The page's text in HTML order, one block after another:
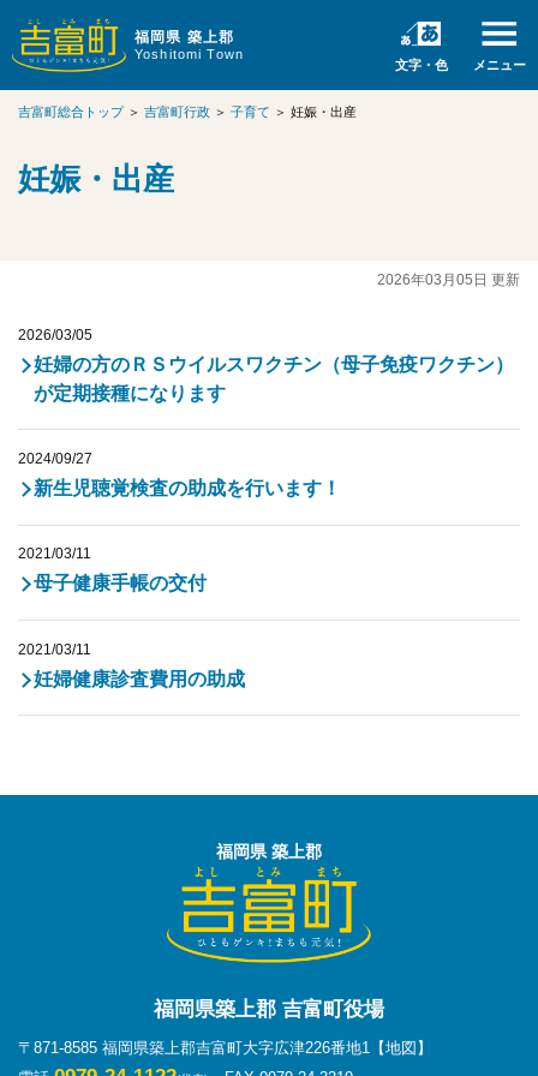
福岡県 築上郡
Yoshitomi Town
文字・色 メニュー
吉富町総合トップ＞ 吉富町行政 ＞ 子育て ＞ 妊娠・出産
妊娠・出産
2026年03月05日 更新
妊婦の方のＲＳウイルスワクチン（母子免疫ワクチン）
が定期接種になります
2026/03/05
新生児聴覚検査の助成を行います！
2024/09/27
母子健康手帳の交付
2021/03/11
妊婦健康診査費用の助成
2021/03/11
福岡県 築上郡
福岡県築上郡 吉富町役場
〒871-8585 福岡県築上郡吉富町大字広津226番地1
【地図】